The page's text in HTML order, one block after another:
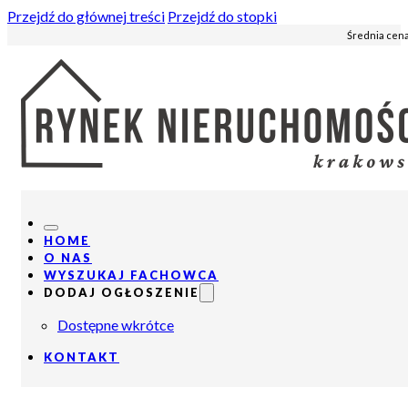
Przejdź do głównej treści Przejdź do stopki
Średnia
HOME
O NAS
WYSZUKAJ FACHOWCA
DODAJ OGŁOSZENIE
Dostępne wkrótce
KONTAKT